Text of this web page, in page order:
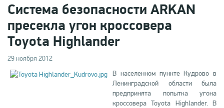
Система безопасности ARKAN
пресекла угон кроссовера
Toyota Highlander
29 ноября 2012
В населенном пункте Кудрово в
Ленинградской области была
предпринята попытка угона
кроссовера Toyota Highlander. В